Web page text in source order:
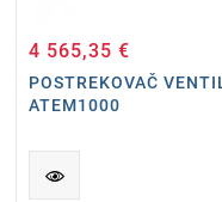
4 565,35 €
POSTREKOVAČ
ATEM1000